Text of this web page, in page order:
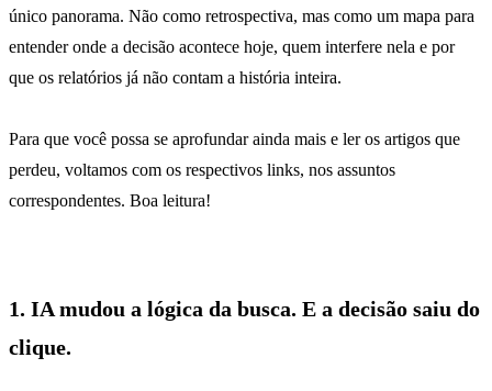
único panorama. Não como retrospectiva, mas como um mapa para
entender onde a decisão acontece hoje, quem interfere nela e por
que os relatórios já não contam a história inteira.
Para que você possa se aprofundar ainda mais e ler os artigos que
perdeu, voltamos com os respectivos links, nos assuntos
correspondentes. Boa leitura!
1. IA mudou a lógica da busca. E a decisão saiu do
clique.